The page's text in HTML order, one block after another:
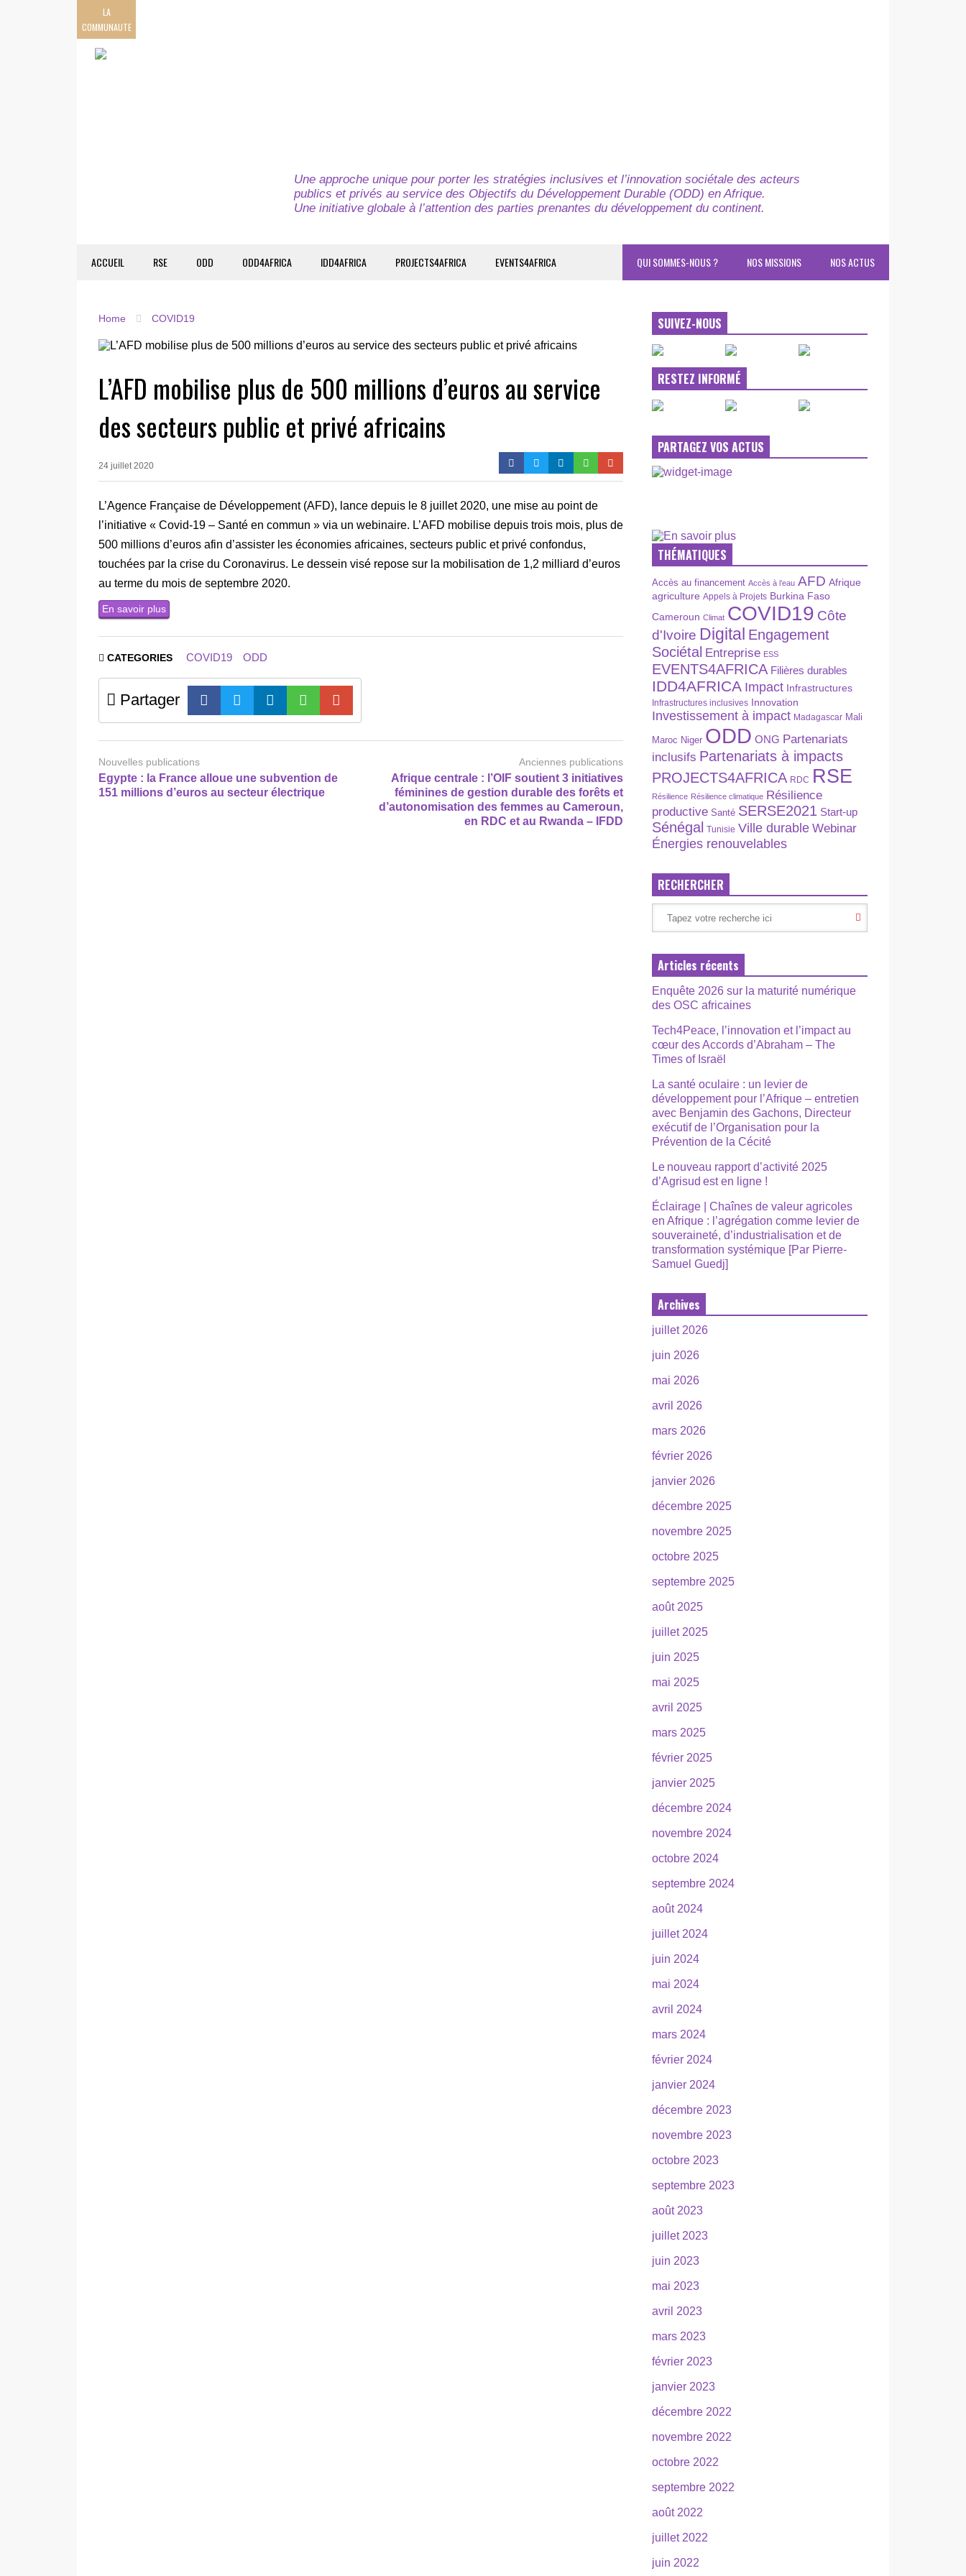
LA
COMMUNAUTE
Une approche unique pour porter les stratégies inclusives et l’innovation sociétale des acteurs
publics et privés au service des Objectifs du Développement Durable (ODD) en Afrique.
Une initiative globale à l’attention des parties prenantes du développement du continent.
ACCUEIL RSE ODD ODD4AFRICA IDD4AFRICA PROJECTS4AFRICA EVENTS4AFRICA NOS ACTUS
NOS MISSIONS
QUI SOMMES-NOUS ?
Home COVID19
L’AFD mobilise plus de 500 millions d’euros au service
des secteurs public et privé africains
24 juillet 2020
L’Agence Française de Développement (AFD), lance depuis le 8 juillet 2020, une mise au point de
l’initiative « Covid-19 – Santé en commun » via un webinaire. L’AFD mobilise depuis trois mois, plus de
500 millions d’euros afin d’assister les économies africaines, secteurs public et privé confondus,
touchées par la crise du Coronavirus. Le dessein visé repose sur la mobilisation de 1,2 milliard d’euros
au terme du mois de septembre 2020.
En savoir plus
CATEGORIES COVID19 ODD
Partager
Nouvelles publications
Egypte : la France alloue une subvention de
151 millions d’euros au secteur électrique
Anciennes publications
Afrique centrale : l’OIF soutient 3 initiatives
féminines de gestion durable des forêts et
d’autonomisation des femmes au Cameroun,
en RDC et au Rwanda – IFDD
SUIVEZ-NOUS
RESTEZ INFORMÉ
PARTAGEZ VOS ACTUS
THÉMATIQUES
Accès au financement Accès à l’eau AFD Afrique
agriculture Appels à Projets Burkina Faso
Cameroun Climat COVID19 Côte
d'Ivoire Digital Engagement
Sociétal Entreprise ESS
EVENTS4AFRICA Filières durables
IDD4AFRICA Impact Infrastructures
Infrastructures inclusives Innovation
Investissement à impact Madagascar Mali
Maroc Niger ODD ONG Partenariats
inclusifs Partenariats à impacts
PROJECTS4AFRICA RDC RSE
Résilience Résilience climatique Résilience
productive Santé SERSE2021 Start-up
Sénégal Tunisie Ville durable Webinar
Énergies renouvelables
RECHERCHER
Articles récents
Enquête 2026 sur la maturité numérique
des OSC africaines
Tech4Peace, l’innovation et l’impact au
cœur des Accords d’Abraham – The
Times of Israël
La santé oculaire : un levier de
développement pour l’Afrique – entretien
avec Benjamin des Gachons, Directeur
exécutif de l’Organisation pour la
Prévention de la Cécité
Le nouveau rapport d’activité 2025
d’Agrisud est en ligne !
Éclairage | Chaînes de valeur agricoles
en Afrique : l’agrégation comme levier de
souveraineté, d’industrialisation et de
transformation systémique [Par Pierre-
Samuel Guedj]
Archives
juillet 2026
juin 2026
mai 2026
avril 2026
mars 2026
février 2026
janvier 2026
décembre 2025
novembre 2025
octobre 2025
septembre 2025
août 2025
juillet 2025
juin 2025
mai 2025
avril 2025
mars 2025
février 2025
janvier 2025
décembre 2024
novembre 2024
octobre 2024
septembre 2024
août 2024
juillet 2024
juin 2024
mai 2024
avril 2024
mars 2024
février 2024
janvier 2024
décembre 2023
novembre 2023
octobre 2023
septembre 2023
août 2023
juillet 2023
juin 2023
mai 2023
avril 2023
mars 2023
février 2023
janvier 2023
décembre 2022
novembre 2022
octobre 2022
septembre 2022
août 2022
juillet 2022
juin 2022